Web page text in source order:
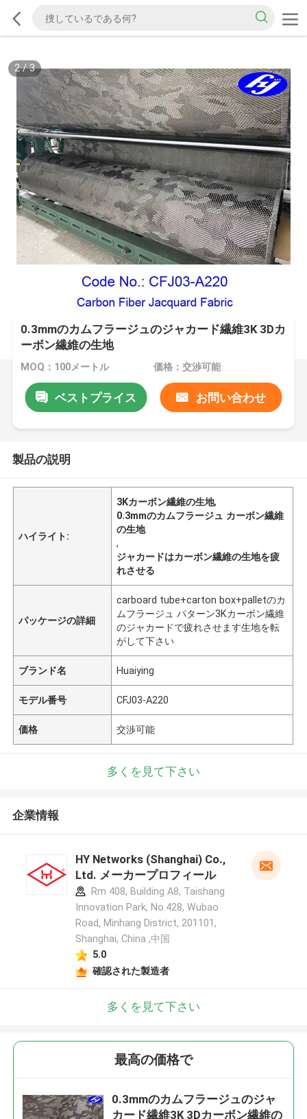
2/3
0.3mmのカムフラージュのジャカード繊維3K 3Dカ
ーボン繊維の生地
MOQ：100メートル 価格：交渉可能
ベストプライス お問い合わせ
製品の説明
ハイライト:
3Kカーボン繊維の生地,
0.3mmのカムフラージュ カーボン繊維
の生地
,
ジャカードはカーボン繊維の生地を疲
れさせる
パッケージの詳細
carboard tube+carton box+palletのカ
ムフラージュ パターン3Kカーボン繊維
のジャカードで疲れさせます生地を転
がして下さい
ブランド名 Huaiying
モデル番号 CFJ03-A220
価格 交渉可能
多くを見て下さい
企業情報
HY Networks (Shanghai) Co.,
Ltd. メーカープロフィール
Rm 408, Building A8, Taishang
Innovation Park, No.428, Wubao
Road, Minhang District, 201101,
Shanghai, China ,中国
5.0
確認された製造者
多くを見て下さい
最高の価格で
0.3mmのカムフラージュのジャ
カード繊維3K 3Dカーボン繊維の